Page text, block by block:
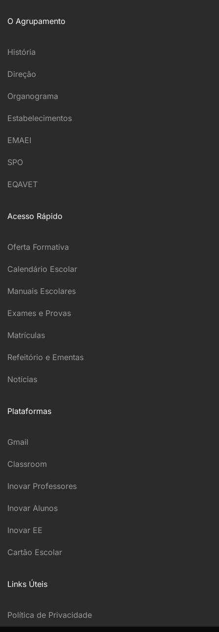
O Agrupamento
História
Direção
Organograma
Estabelecimentos
EMAEI
SPO
EQAVET
Acesso Rápido
Oferta Formativa
Calendário Escolar
Manuais Escolares
Exames e Provas
Matrículas
Refeitório e Ementas
Notícias
Plataformas
Gmail
Classroom
Inovar Professores
Inovar Alunos
Inovar EE
Cartão Escolar
Links Úteis
Política de Privacidade